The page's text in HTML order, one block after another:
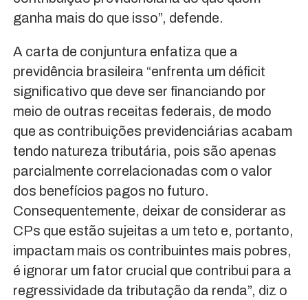
ganha mais do que isso”, defende.
A carta de conjuntura enfatiza que a
previdência brasileira “enfrenta um déficit
significativo que deve ser financiando por
meio de outras receitas federais, de modo
que as contribuições previdenciárias acabam
tendo natureza tributária, pois são apenas
parcialmente correlacionadas com o valor
dos benefícios pagos no futuro.
Consequentemente, deixar de considerar as
CPs que estão sujeitas a um teto e, portanto,
impactam mais os contribuintes mais pobres,
é ignorar um fator crucial que contribui para a
regressividade da tributação da renda”, diz o